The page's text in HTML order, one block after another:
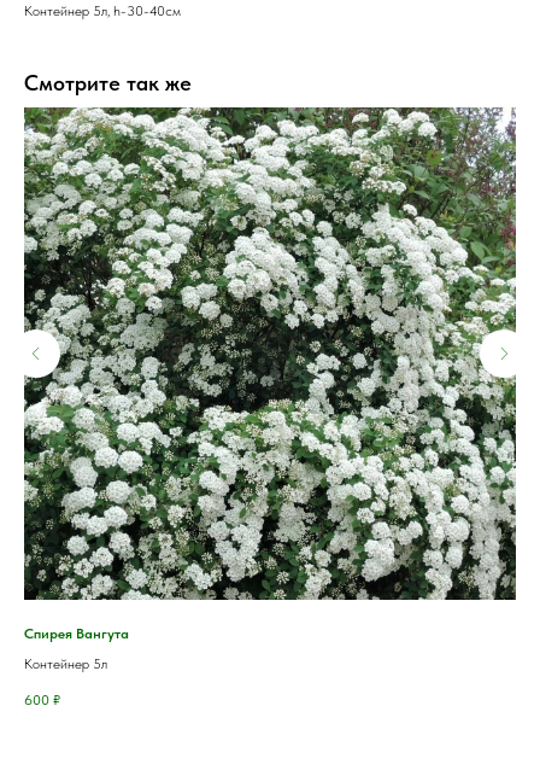
Контейнер 5л, h-30-40см
Смотрите так же
Спирея Вангута
Контейнер 5л
600 ₽